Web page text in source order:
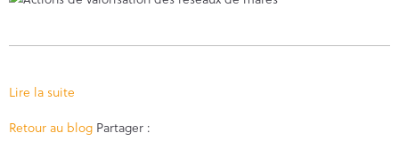
Lire la suite
Retour au blog Partager :